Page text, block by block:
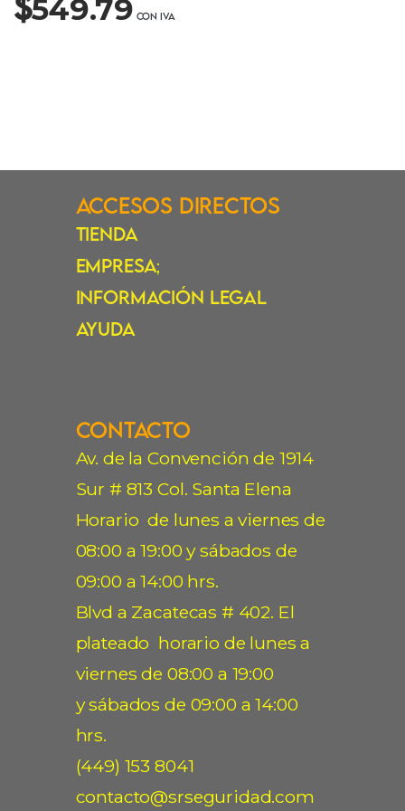
549.79
Accesos Directos
Tienda
Empresa;
Información Legal
Ayuda
Contacto
Av. de la Convención de 1914
Sur # 813 Col. Santa Elena
Horario de lunes a viernes de
08:00 a 19:00 y sábados de
09:00 a 14:00 hrs.
Blvd a Zacatecas # 402. El
plateado horario de lunes a
viernes de 08:00 a 19:00
y sábados de 09:00 a 14:00
hrs.
(449) 153 8041
contacto@srseguridad.com